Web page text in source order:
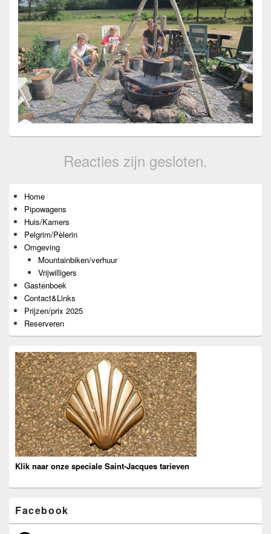
Reacties zijn gesloten.
zijbalk
widget
gebied
Home
Pipowagens
Huis/Kamers
Pelgrim/Pèlerin
Omgeving
Mountainbiken/verhuur
Vrijwilligers
Gastenboek
Contact&Links
Prijzen/prix 2025
Reserveren
Klik naar onze speciale Saint-Jacques tarieven
Facebook